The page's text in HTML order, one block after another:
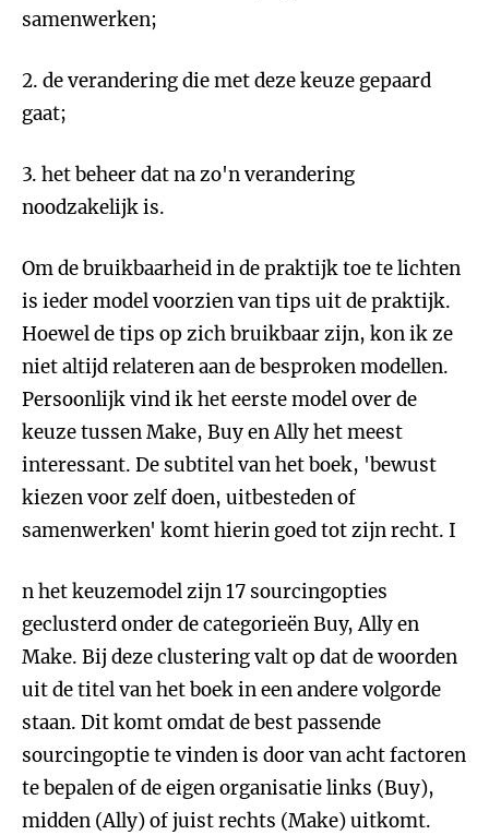
samenwerken;
2. de verandering die met deze keuze gepaard
gaat;
3. het beheer dat na zo'n verandering
noodzakelijk is.
Om de bruikbaarheid in de praktijk toe te lichten
is ieder model voorzien van tips uit de praktijk.
Hoewel de tips op zich bruikbaar zijn, kon ik ze
niet altijd relateren aan de besproken modellen.
Persoonlijk vind ik het eerste model over de
keuze tussen Make, Buy en Ally het meest
interessant. De subtitel van het boek, 'bewust
kiezen voor zelf doen, uitbesteden of
samenwerken' komt hierin goed tot zijn recht. I
n het keuzemodel zijn 17 sourcingopties
geclusterd onder de categorieën Buy, Ally en
Make. Bij deze clustering valt op dat de woorden
uit de titel van het boek in een andere volgorde
staan. Dit komt omdat de best passende
sourcingoptie te vinden is door van acht factoren
te bepalen of de eigen organisatie links (Buy),
midden (Ally) of juist rechts (Make) uitkomt.